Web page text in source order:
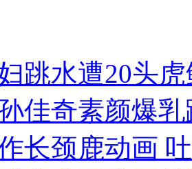
政治霸凌主义
言论片面不公正
车翻车
跳水遭20头
佳奇素颜爆
长颈鹿动画